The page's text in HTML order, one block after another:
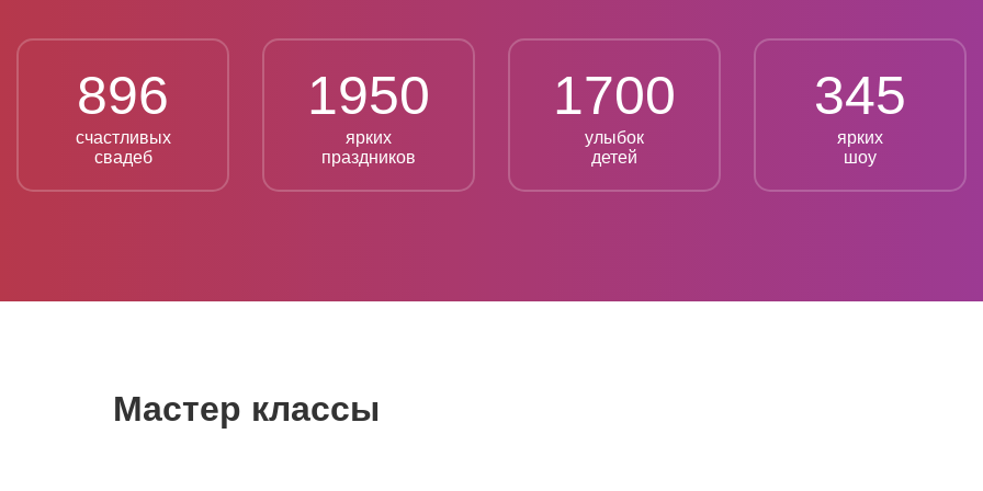
896
счастливых
свадеб
1950
ярких
праздников
1700
улыбок
детей
345
ярких
шоу
Мастер классы